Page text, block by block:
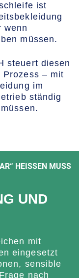
ist
wenn
müssen.
steuert diesen
Prozess – mit
im
ständig
HEISSEN MUSS
UND
mit
eingesetzt
sensible
nach